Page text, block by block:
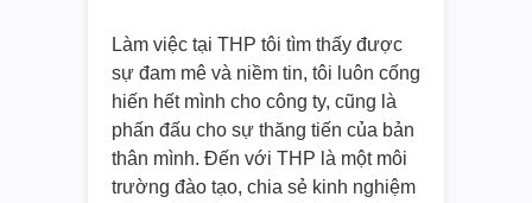
Làm việc tại THP tôi tìm thấy được
sự đam mê và niềm tin, tôi luôn cống
hiến hết mình cho công ty, cũng là
phấn đấu cho sự thăng tiến của bản
thân mình. Đến với THP là một môi
trường đào tạo, chia sẻ kinh nghiệm